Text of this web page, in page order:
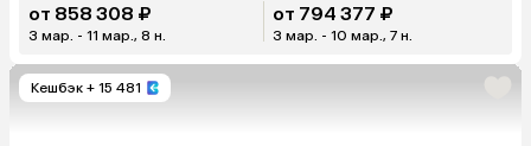
от 858 308 ₽
3 мар. - 11 мар., 8 н.
от 794 377 ₽
3 мар. - 10 мар., 7 н.
Кешбэк + 15 481